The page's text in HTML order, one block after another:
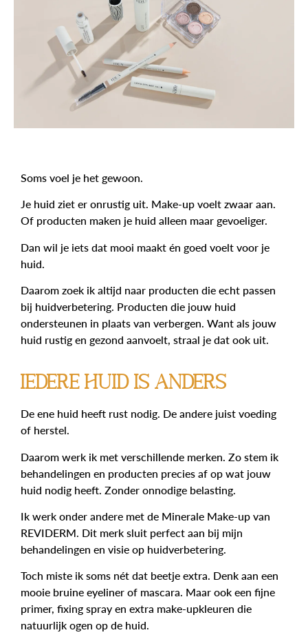
Soms voel je het gewoon.
Je huid ziet er onrustig uit. Make-up voelt zwaar aan.
Of producten maken je huid alleen maar gevoeliger.
Dan wil je iets dat mooi maakt én goed voelt voor je
huid.
Daarom zoek ik altijd naar producten die echt passen
bij huidverbetering. Producten die jouw huid
ondersteunen in plaats van verbergen. Want als jouw
huid rustig en gezond aanvoelt, straal je dat ook uit.
iedere huid is anders
De ene huid heeft rust nodig. De andere juist voeding
of herstel.
Daarom werk ik met verschillende merken. Zo stem ik
behandelingen en producten precies af op wat jouw
huid nodig heeft. Zonder onnodige belasting.
Ik werk onder andere met de Minerale Make-up van
REVIDERM. Dit merk sluit perfect aan bij mijn
behandelingen en visie op huidverbetering.
Toch miste ik soms nét dat beetje extra. Denk aan een
mooie bruine eyeliner of mascara. Maar ook een fijne
primer, fixing spray en extra make-upkleuren die
natuurlijk ogen op de huid.